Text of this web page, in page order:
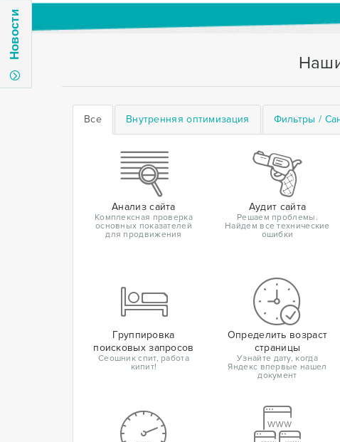
Новости
Все Внутренняя оптимизация Фильтры /
Анализ сайта
Комплексная проверка
основных показателей
для продвижения
Аудит сайта
Решаем проблемы.
Найдем все технические
ошибки
Группировка
поисковых запросов
Сеошник спит, работа
кипит!
Определить возраст
страницы
Узнайте дату, когда
Яндекс впервые нашел
документ